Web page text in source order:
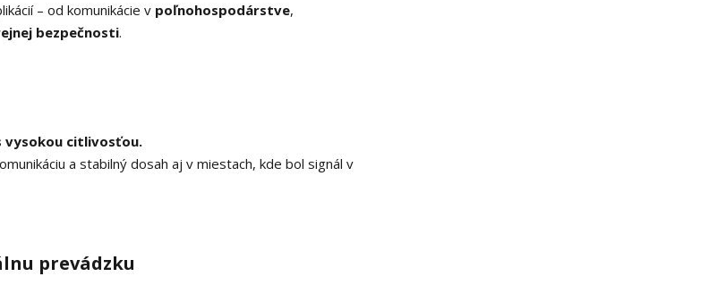
– od komunikácie v poľnohospodárstve,
bezpečnosti.
vysokou citlivosťou.
a stabilný dosah aj v miestach, kde bol signál v
prevádzku